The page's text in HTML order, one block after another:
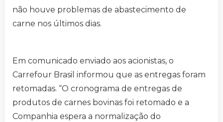
não houve problemas de abastecimento de
carne nos últimos dias.
Em comunicado enviado aos acionistas, o
Carrefour Brasil informou que as entregas foram
retomadas. “O cronograma de entregas de
produtos de carnes bovinas foi retomado e a
Companhia espera a normalização do